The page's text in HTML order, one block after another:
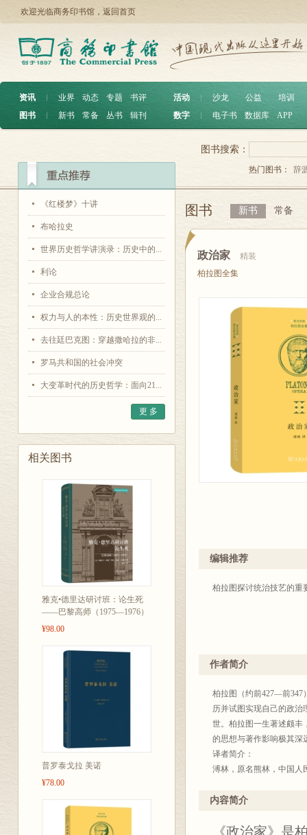
欢迎光临商务印书馆， 返回首页
资讯 ︱ 业界 动态 专题
书评
图书
︱ 新书 常备 丛书 辑刊
活动 沙龙 公益
培训
数字
电子书 数据库 APP
《红楼梦》十讲
布哈拉史
世界历史哲学讲演录：历史中的...
利论
企业合规总论
权力与人的本性：历史世界观的...
去往廷巴克图：穿越撒哈拉的非...
罗马共和国的社会冲突
大变革时代的历史哲学：面向21...
更 多
相关图书
雅克•德里达研讨班：论生死
——巴黎高师（1975—1976）
¥98.00
普罗泰戈拉 美诺
¥78.00
图书搜索：
热门图书： 辞
图书 新书 常备
政治家
精装
柏拉图全集
编辑推荐
柏拉图探讨统治技艺的重
作者简介
柏拉图（约前427—前347
历并试图实现自己的政治
世。柏拉图一生著述颇丰
的思想与著作影响极其
译者简介：
溥林，原名熊林，中国人
（与徐开来合译）；布伦
内容简介
《政治家》是